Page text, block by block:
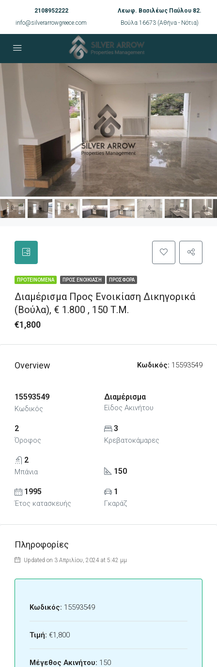
2108952222
info@silverarrowgreece.com
Λεωφ. Βασιλέως Παύλου 82.
Βούλα 16673 (Αθήνα - Νότια)
ΠΡΟΤΕΙΝΌΜΕΝΑ ΠΡΟΣ ΕΝΟΙΚΊΑΣΗ ΠΡΟΣΦΟΡΆ
Διαμέρισμα Προς Ενοικίαση Δικηγορικά
(Βούλα), € 1.800 , 150 Τ.Μ.
€1,800
Overview Κωδικός: 15593549
15593549
Κωδικός
Διαμέρισμα
Είδος Ακινήτου
2
Όροφος
3
Κρεβατοκάμαρες
2
Μπάνια 150
1995
Έτος κατασκευής
1
Γκαράζ
Πληροφορίες
Updated on 3 Απριλίου, 2024 at 5:42 μμ
Κωδικός: 15593549
Τιμή: €1,800
Μέγεθος Ακινήτου: 150